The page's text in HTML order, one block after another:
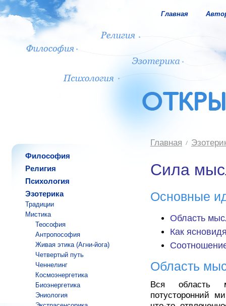
Главная
Философия
Религия
Психология
Эзотерика
Традиции
Мистика
Теософия
Антропософия
Живая этика (Агни-йога)
Четвертый путь
Ченнелинг
Космоэнергетика
Биоэнергетика
Эниология
Главная
Сила
Основные
Область
Как
Область
Вся область
потусторонний